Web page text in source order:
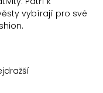
vybírají pro své